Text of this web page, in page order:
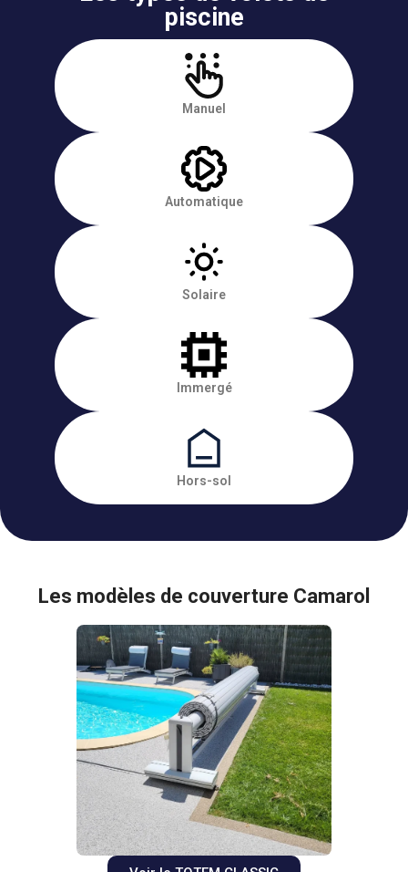
piscine
Manuel
Automatique
Solaire
Immergé
Hors-sol
Les modèles de couverture Camarol